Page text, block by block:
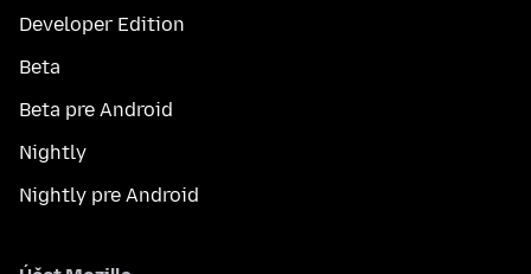
Developer Edition
Beta
Beta pre Android
Nightly
Nightly pre Android